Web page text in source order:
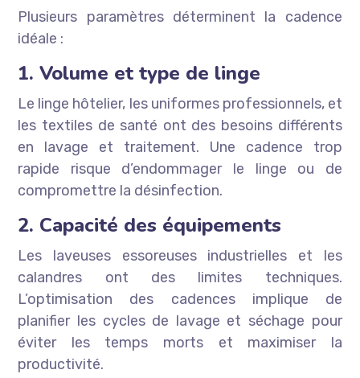
Plusieurs paramètres déterminent la cadence
idéale :
1. Volume et type de linge
Le linge hôtelier, les uniformes professionnels, et
les textiles de santé ont des besoins différents
en lavage et traitement. Une cadence trop
rapide risque d’endommager le linge ou de
compromettre la désinfection.
2. Capacité des équipements
Les laveuses essoreuses industrielles et les
calandres ont des limites techniques.
L’optimisation des cadences implique de
planifier les cycles de lavage et séchage pour
éviter les temps morts et maximiser la
productivité.